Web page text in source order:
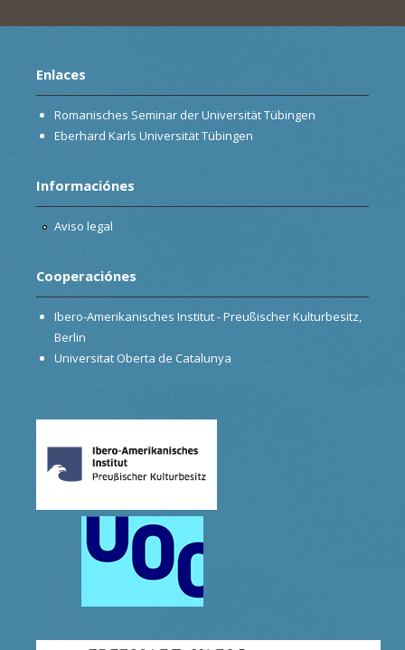
Enlaces
Romanisches Seminar der Universität Tübingen
Eberhard Karls Universität Tübingen
Informaciónes
Aviso legal
Cooperaciónes
Ibero-Amerikanisches Institut - Preußischer Kulturbesitz,
Berlin
Universitat Oberta de Catalunya